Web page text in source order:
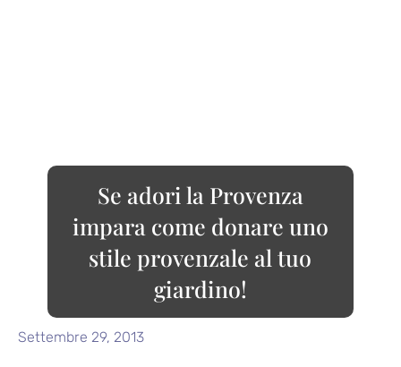
Se adori la Provenza
impara come donare uno
stile provenzale al tuo
giardino!
Settembre 29, 2013